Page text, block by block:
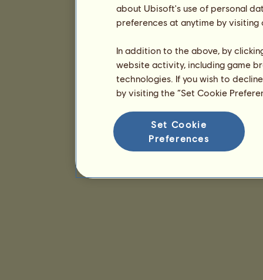
about Ubisoft's use of personal
preferences at anytime by
In addition to the above, by
website activity, including game
technologies. If you wish to
by visiting the “Set Cookie
Set Cookie
Preferences